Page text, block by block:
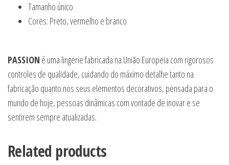
Tamanho único
Cores: Preto, vermelho e branco
PASSION é uma lingerie fabricada na União Europeia com rigorosos
controles de qualidade, cuidando do máximo detalhe tanto na
fabricação quanto nos seus elementos decorativos, pensada para o
mundo de hoje, pessoas dinâmicas com vontade de inovar e se
sentirem sempre atualizadas.
Related products